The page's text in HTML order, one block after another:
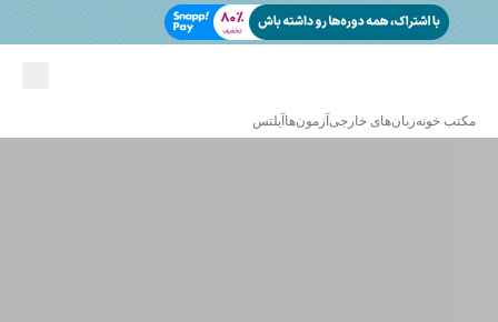
مکتب خونهزبان‌های خارجی آزمون‌ها آیلتس